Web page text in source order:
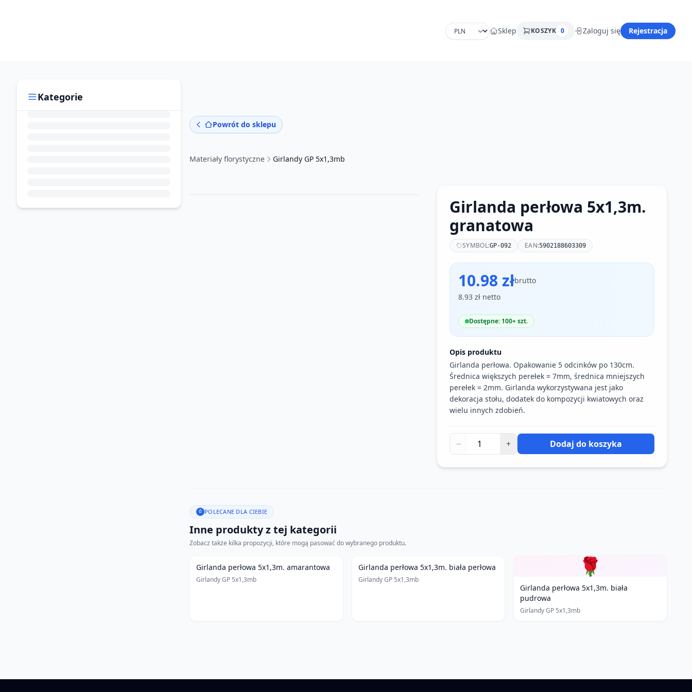
Sklep KOSZYK 0 Zaloguj się Rejestracja
Kategorie
Powrót do sklepu
Materiały florystyczne Girlandy GP 5x1,3mb
Girlanda perłowa 5x1,3m.
granatowa
SYMBOL:GP-092 EAN:5902188603309
10.98 złbrutto
8.93 zł netto
Dostępne: 100+ szt.
Opis produktu
Girlanda perłowa. Opakowanie 5 odcinków po 130cm.
Średnica większych perełek = 7mm, średnica mniejszych
perełek = 2mm. Girlanda wykorzystywana jest jako
dekoracja stołu, dodatek do kompozycji kwiatowych oraz
wielu innych zdobień.
− + Dodaj do koszyka
POLECANE DLA CIEBIE
Inne produkty z tej kategorii
Zobacz także kilka propozycji, które mogą pasować do wybranego produktu.
Girlanda perłowa 5x1,3m. amarantowa
Girlandy GP 5x1,3mb
Girlanda perłowa 5x1,3m. biała perłowa
Girlandy GP 5x1,3mb
🌹
Girlanda perłowa 5x1,3m. biała
pudrowa
Girlandy GP 5x1,3mb